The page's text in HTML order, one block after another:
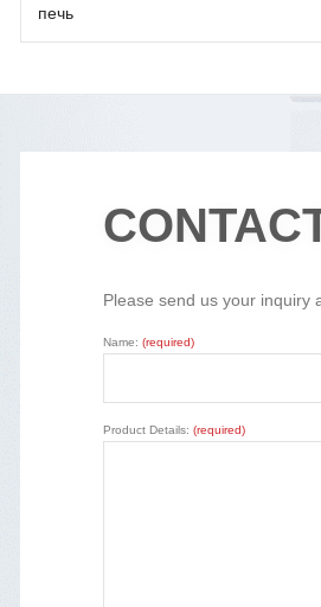
печь
Please send us your inquiry
Name: (required)
Product Details: (required)